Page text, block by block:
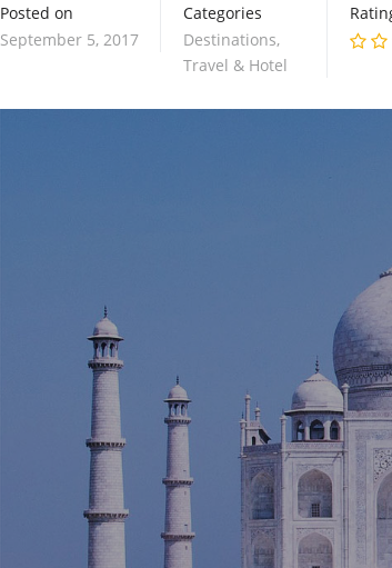
Posted on
September 5, 2017
Categories
Destinations,
Travel & Hotel